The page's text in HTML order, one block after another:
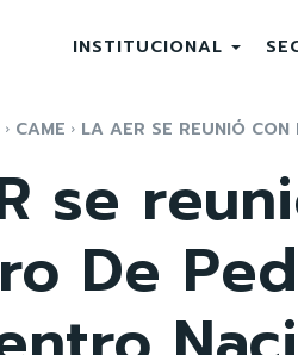
INSTITUCIONAL
CAME LA AER SE REUNIÓ
se
De